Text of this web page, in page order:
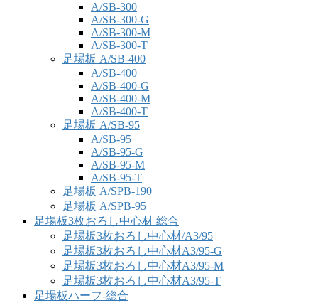
A/SB-300
A/SB-300-G
A/SB-300-M
A/SB-300-T
足場板 A/SB-400
A/SB-400
A/SB-400-G
A/SB-400-M
A/SB-400-T
足場板 A/SB-95
A/SB-95
A/SB-95-G
A/SB-95-M
A/SB-95-T
足場板 A/SPB-190
足場板 A/SPB-95
足場板3枚おろし中心材 総合
足場板3枚おろし中心材/A3/95
足場板3枚おろし中心材A3/95-G
足場板3枚おろし中心材A3/95-M
足場板3枚おろし中心材A3/95-T
足場板ハーフ-総合